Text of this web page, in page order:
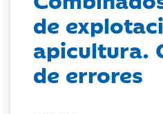
de
apicultura.
de errores